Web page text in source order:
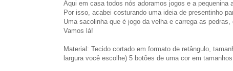
Aqui em casa todos nós adoramos jogos e a pequenina
Por isso, acabei costurando uma ideia de presentinho
Uma sacolinha que é jogo da velha e carrega as pedras,
Vamos lá!
Material: Tecido cortado em formato de retângulo,
largura você escolhe) 5 botões de uma cor em